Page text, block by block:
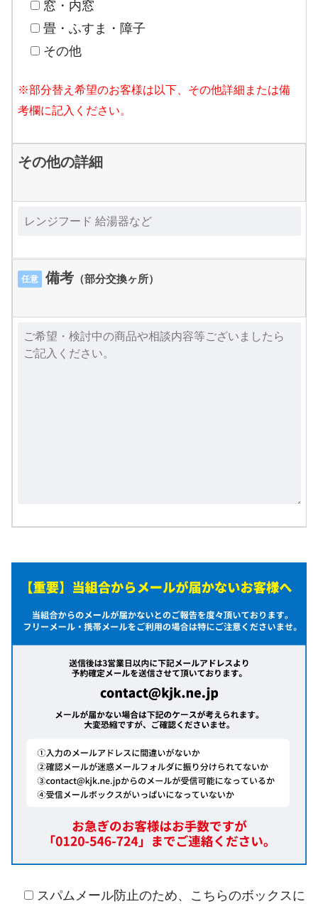
窓・内窓
畳・ふすま・障子
その他
※部分替え希望のお客様は以下、その他詳細または備
考欄に記入ください。
その他の詳細
任意 備考 （部分交換ヶ所）
スパムメール防止のため、こちらのボックスに